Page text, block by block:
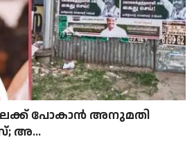
പോകാൻ അനുമതി
അ...